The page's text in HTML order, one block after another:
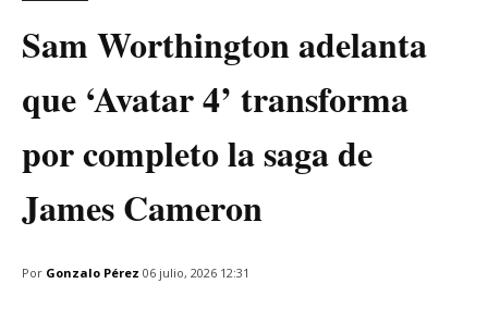
Sam Worthington adelanta
que ‘Avatar 4’ transforma
por completo la saga de
James Cameron
Por Gonzalo Pérez 06 julio, 2026 12:31